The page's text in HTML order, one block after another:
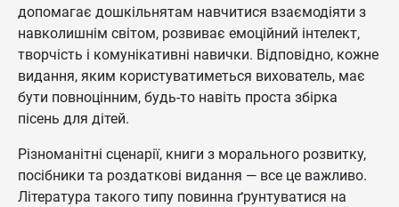
допомагає дошкільнятам навчитися взаємодіяти з
навколишнім світом, розвиває емоційний інтелект,
творчість і комунікативні навички. Відповідно, кожне
видання, яким користуватиметься вихователь, має
бути повноцінним, будь-то навіть проста збірка
пісень для дітей.
Різноманітні сценарії, книги з морального розвитку,
посібники та роздаткові видання — все це важливо.
Література такого типу повинна ґрунтуватися на